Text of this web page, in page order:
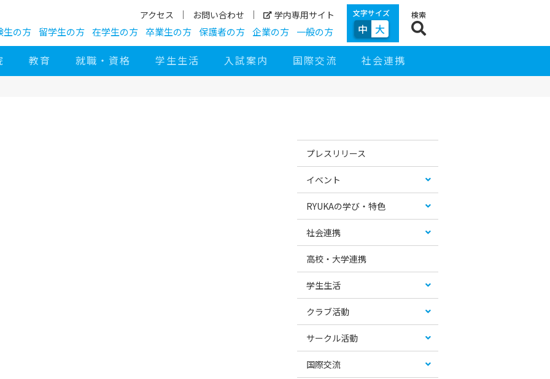
アクセス お問い合わせ 学内専用サイト
生の方 留学生の方 在学生の方 卒業生の方 保護者の方 企業の方 一般の方
文字サイズ
中 大
検索
教育 就職・資格 学生生活 入試案内 国際交流 社会連携
イ
ビ
シ
お
め
テ
カ
リ
ス
プレスリリース
イベント
RYUKAの学び・特色
社会連携
高校・大学連携
学生生活
クラブ活動
サークル活動
国際交流